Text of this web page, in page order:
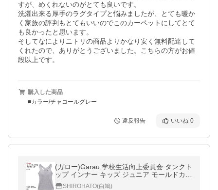
すが、めくれないのがとても良いです。
洗濯出来る厚手のラグタイプと悩みましたが、とても暖か
く家族の評判もとてもいいのでこのカーペットにしてとて
も良かったと思います。
そしてなによりニトリの商品よりかなり安く無料配達して
くれたので、ありがとうございました。こちらの方がお値
段以上です。
購入した商品
■カラー/チャコールグレー
違反報告 いいね 0
(ガロー)Garau 学校生活向上委員会 タンクト
ップ インナー キッズ ジュニア モールドカッ
プ付き メッシュ 150 160 165
SHIROHATO(白鳩)